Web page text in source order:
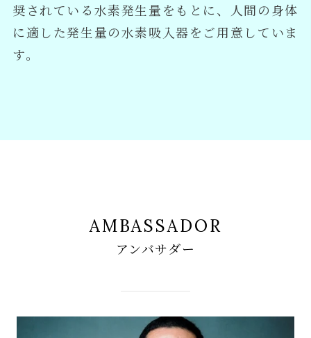
奨されている水素発生量をもとに、人間の身体
に適した発生量の水素吸入器をご用意していま
す。
AMBASSADOR
アンバサダー